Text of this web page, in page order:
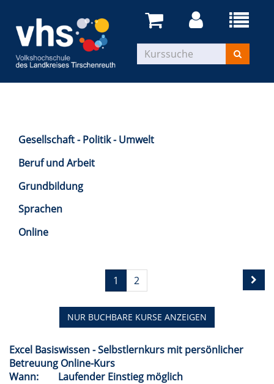
Gesellschaft - Politik - Umwelt
Beruf und Arbeit
Grundbildung
Sprachen
Online
1 2
NUR BUCHBARE KURSE ANZEIGEN
Excel Basiswissen - Selbstlernkurs mit persönlicher
Betreuung Online-Kurs
Wann:
Laufender Einstieg möglich